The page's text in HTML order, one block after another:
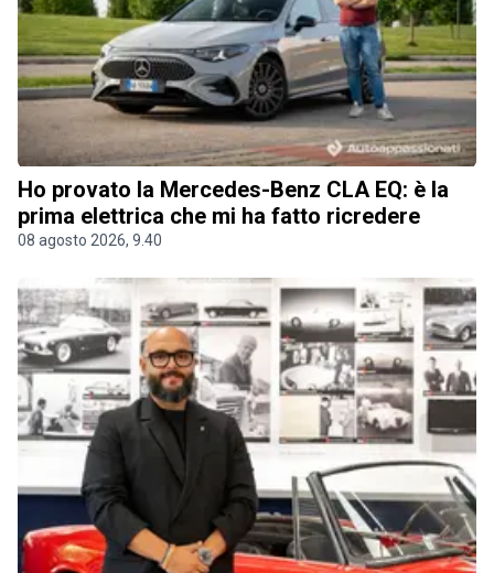
Ho provato la Mercedes-Benz CLA EQ: è la
prima elettrica che mi ha fatto ricredere
08 agosto 2026, 9.40